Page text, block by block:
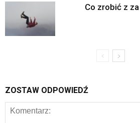
Co zrobić z
ZOSTAW ODPOWIEDŹ